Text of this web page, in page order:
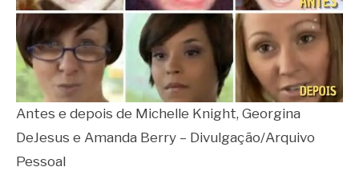
Antes e depois de Michelle Knight, Georgina
DeJesus e Amanda Berry – Divulgação/Arquivo
Pessoal